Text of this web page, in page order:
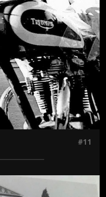
#11
kép!